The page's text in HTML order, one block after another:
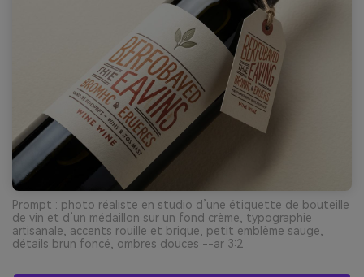
Prompt : photo réaliste en studio d’une étiquette de bouteille
de vin et d’un médaillon sur un fond crème, typographie
artisanale, accents rouille et brique, petit emblème sauge,
détails brun foncé, ombres douces --ar 3:2